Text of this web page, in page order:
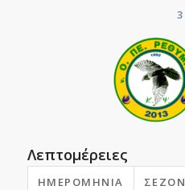
3
Λεπτομέρειες
ΗΜΕΡΟΜΗΝΊΑ ΣΕΖΌΝ